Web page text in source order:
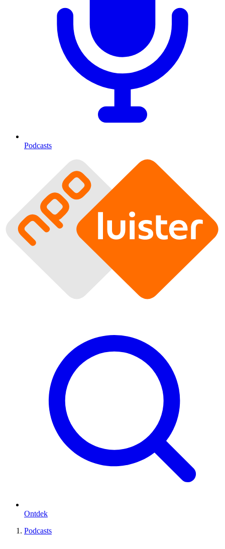
Podcasts
Ontdek
Podcasts